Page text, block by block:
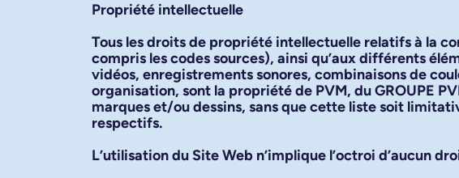
Propriété intellectuelle
Tous les droits de propriété intellectuelle relatifs à la
compris les codes sources), ainsi qu’aux différents
vidéos, enregistrements sonores, combinaisons de
organisation, sont la propriété de PVM, du GROUPE
marques et/ou dessins, sans que cette liste soit
respectifs.
L’utilisation du Site Web n’implique l’octroi d’aucun